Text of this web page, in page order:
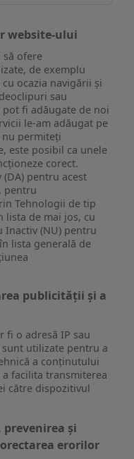
website-ului
să ofere
de exemplu
ocazia navigării și
sau
pot fi adăugate de noi
le-am adăugat pe
nu permiteți
este posibil ca unele
corect.
pentru acest
pentru
Tehnologii de tip
lista de mai jos, cu
Inactiv (NU) pentru
lista generală de
publicității și a
fi o adresă IP sau
utilizate pentru a
a conținutului
facilita transmiterea
către dispozitivul
și
erorilor